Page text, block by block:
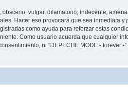
vulgar, difamatorio, indecente,
Hacer eso provocará que sea inmediata
como ayuda para reforzar estas
Como usuario acuerda que cualquier
ni “DEPECHE MODE -